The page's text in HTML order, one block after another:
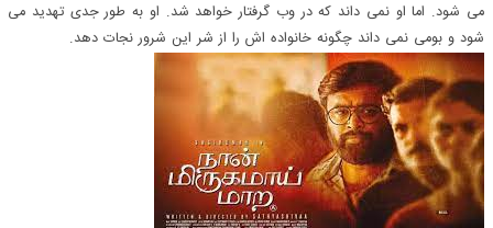
می شود. اما او نمی داند که در وب گرفتار خواهد شد. او به طور جدی تهدید می
شود و بومی نمی داند چگونه خانواده اش را از شر این شرور نجات دهد.